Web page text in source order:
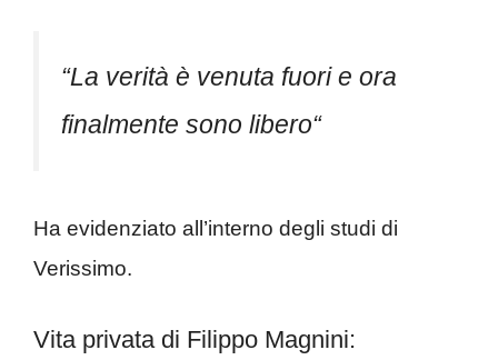
“La verità è venuta fuori e ora
finalmente sono libero“
Ha evidenziato all’interno degli studi di
Verissimo.
Vita privata di Filippo Magnini: